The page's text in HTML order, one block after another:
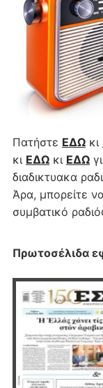
Πατήστε ΕΔΩκι
κι ΕΔΩκι ΕΔΩ
διαδικτυακα
Άρα, μπορείτε
συμβατικό
Πρωτοσέλιδα